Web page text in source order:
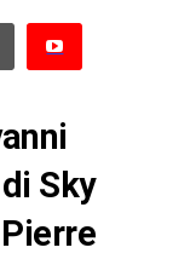
Sky